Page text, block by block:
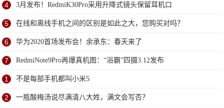
信息？
4 3月发布！RedmiK30Pro采用升降式镜头保留耳机口
5 在线和离线手机之间的区别是如此之大，您购买对吗？
6 华为2020首场发布会！余承东：春天来了
7 RedmiNote9Pro再爆真机图：“浴霸”四摄3.12发布
1 不是每部手机都叫小米5
2 一瓶酸梅汤说尽满清八大姓，满文会写否？